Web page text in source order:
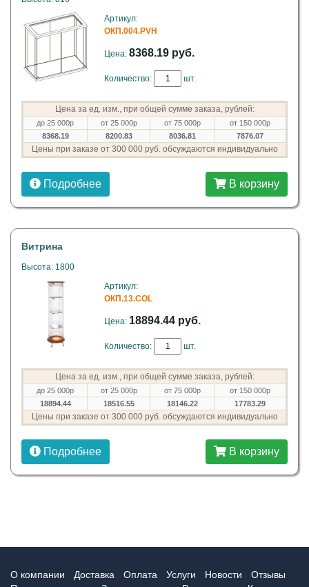
Артикул:
ОКП.004.PVH
Цена: 8368.19 руб.
Количество: шт.
Цена за ед. изм., при общей сумме заказа, рублей:
до 25 000р от 25 000р от 75 000р
от 150 000р
8368.19
8200.83 8036.81 7876.07
Цены при заказе от 300 000 руб. обсуждаются индивидуально
Подробнее В корзину
Витрина
Высота: 1800
Артикул:
ОКП.13.COL
Цена: 18894.44 руб.
Количество: шт.
Цена за ед. изм., при общей сумме заказа, рублей:
до 25 000р от 25 000р от 75 000р
от 150 000р
18894.44
18516.55 18146.22 17783.29
Цены при заказе от 300 000 руб. обсуждаются индивидуально
Подробнее В корзину
О компании Доставка Оплата Услуги Новости
Отзывы